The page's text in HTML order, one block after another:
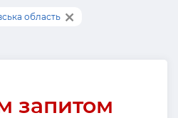
область
запитом